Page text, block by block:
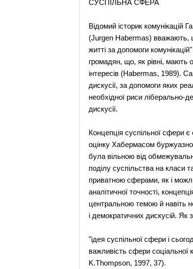
СУСПІЛЬНА СФЕРА
Відомий історик
(Jurgen Habermas) вважають,
житті за допомоги
громадян, що, як рівні, мають
інтересів (Habermas, 1989).
дискусії, за допомоги яких
необхідної риси ліберально-
дискусії.
Концепція суспільної сфери
оцінку Хабермасом
була вільною від
поділу суспільства на класи
приватною сферами, як і
аналітичної точності,
центральною темою й навіть
і демократичних дискусій.
"ідея суспільної сфери і
важливість сфери соціальної
K.Thompson, 1997, 37).